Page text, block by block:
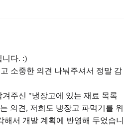
니다. :)
소중한 의견 나눠주셔서 정말 감
주신 "냉장고에 있는 재료 목록
의견, 저희도 냉장고 파먹기를 위
서 개발 계획에 반영해 두었습니